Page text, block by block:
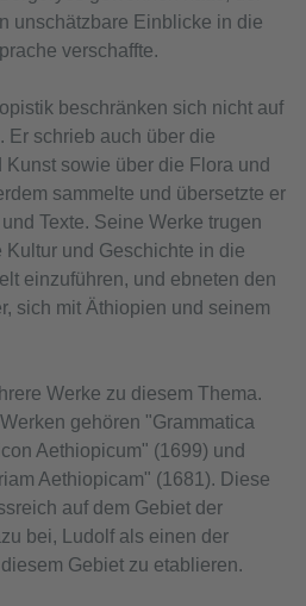
unschätzbare Einblicke in die
verschaffte.
beschränken sich nicht auf
Er schrieb auch über die
sowie über die Flora und
sammelte und übersetzte er
Texte. Seine Werke trugen
und Geschichte in die
einzuführen, und ebneten den
sich mit Äthiopien und seinem
Werke zu diesem Thema.
gehören "Grammatica
Aethiopicum" (1699) und
Aethiopicam" (1681). Diese
auf dem Gebiet der
bei, Ludolf als einen der
Gebiet zu etablieren.